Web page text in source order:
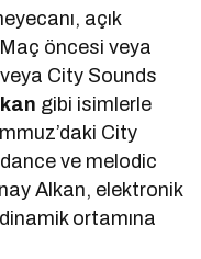
açık
öncesi veya
City Sounds
gibi isimlerle
City
ve melodic
Alkan, elektronik
ortamına